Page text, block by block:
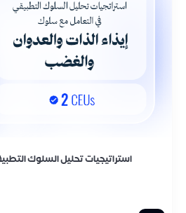
استراتيجيات تحليل السلوك